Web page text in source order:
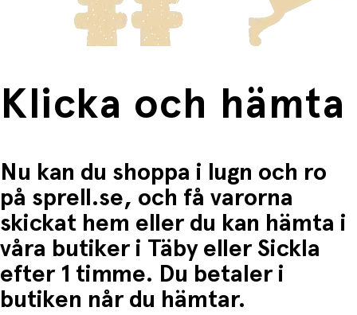
Fri frakt när du handlar för mer än 1500:-
Klicka och hämta
Nu kan du shoppa i lugn och ro
på sprell.se, och få varorna
skickat hem eller du kan hämta i
våra butiker i Täby eller Sickla
efter 1 timme. Du betaler i
butiken når du hämtar.